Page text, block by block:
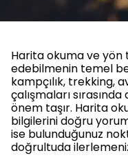
Harita okuma ve yön
edebilmenin temel
kampçılık, trekking,
çalışmaları
önem taşır. Harita
bilgilerini doğru
ise bulunduğunuz
doğrultuda